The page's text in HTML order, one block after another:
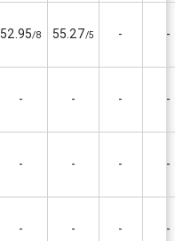
52.95/8 55.27/5 - -
- - - -
- - - -
- - - -